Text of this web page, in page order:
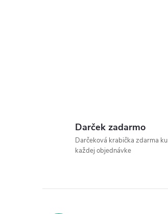
Darček zadarmo
Darčeková krabička zdarma ku
každej objednávke